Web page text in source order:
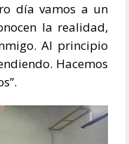
día vamos a un
la realidad,
Al principio
Hacemos